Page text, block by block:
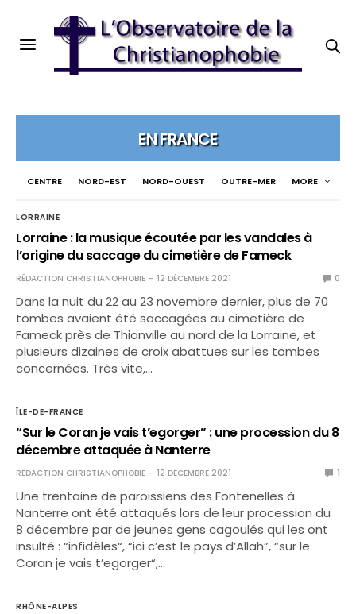
EN FRANCE
CENTRE NORD-EST NORD-OUEST OUTRE-MER MORE
LORRAINE
Lorraine : la musique écoutée par les vandales à
l’origine du saccage du cimetière de Fameck
RÉDACTION CHRISTIANOPHOBIE 12 DÉCEMBRE 2021 0
Dans la nuit du 22 au 23 novembre dernier, plus de 70
tombes avaient été saccagées au cimetière de
Fameck près de Thionville au nord de la Lorraine, et
plusieurs dizaines de croix abattues sur les tombes
concernées. Très vite,…
ÎLE-DE-FRANCE
“Sur le Coran je vais t’egorger” : une procession du 8
décembre attaquée à Nanterre
RÉDACTION CHRISTIANOPHOBIE 12 DÉCEMBRE 2021 1
Une trentaine de paroissiens des Fontenelles à
Nanterre ont été attaqués lors de leur procession du
8 décembre par de jeunes gens cagoulés qui les ont
insulté : “infidèles“, “ici c’est le pays d’Allah”, “sur le
Coran je vais t’egorger“,…
RHÔNE-ALPES